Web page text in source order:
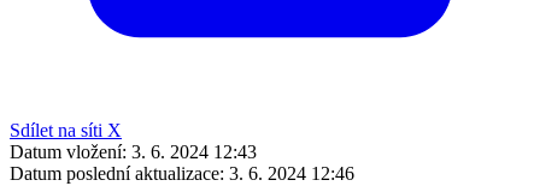
Sdílet na síti X
Datum vložení: 3. 6. 2024 12:43
Datum poslední aktualizace: 3. 6. 2024 12:46